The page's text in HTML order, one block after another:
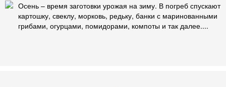
Осень – время заготовки урожая на зиму. В погреб спускают
картошку, свеклу, морковь, редьку, банки с маринованными
грибами, огурцами, помидорами, компоты и так далее....